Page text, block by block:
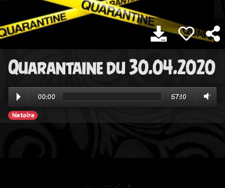
Quarantaine du 30.04.2020
00:00 57:10
histoire